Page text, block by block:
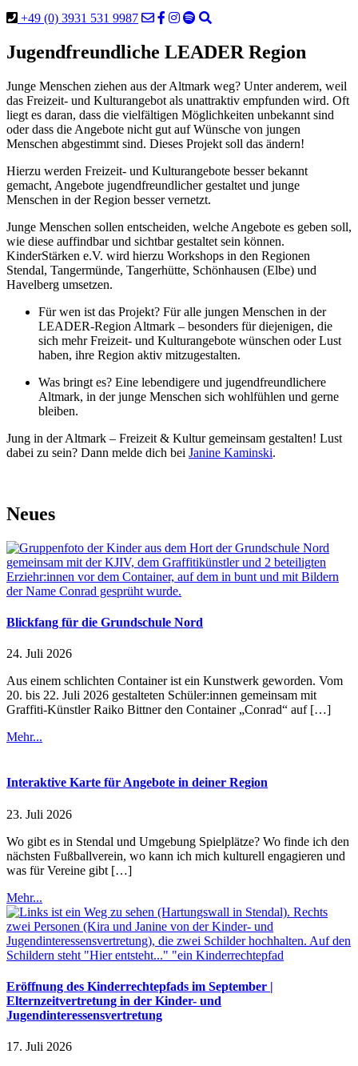
+49 (0) 3931 531 9987
Jugendfreundliche LEADER Region
Junge Menschen ziehen aus der Altmark weg? Unter anderem, weil
das Freizeit- und Kulturangebot als unattraktiv empfunden wird. Oft
liegt es daran, dass die vielfältigen Möglichkeiten unbekannt sind
oder dass die Angebote nicht gut auf Wünsche von jungen
Menschen abgestimmt sind. Dieses Projekt soll das ändern!
Hierzu werden Freizeit- und Kulturangebote besser bekannt
gemacht, Angebote jugendfreundlicher gestaltet und junge
Menschen in der Region besser vernetzt.
Junge Menschen sollen entscheiden, welche Angebote es geben soll,
wie diese auffindbar und sichtbar gestaltet sein können.
KinderStärken e.V. wird hierzu Workshops in den Regionen
Stendal, Tangermünde, Tangerhütte, Schönhausen (Elbe) und
Havelberg umsetzen.
Für wen ist das Projekt? Für alle jungen Menschen in der
LEADER-Region Altmark – besonders für diejenigen, die
sich mehr Freizeit- und Kulturangebote wünschen oder Lust
haben, ihre Region aktiv mitzugestalten.
Was bringt es? Eine lebendigere und jugendfreundlichere
Altmark, in der junge Menschen sich wohlfühlen und gerne
bleiben.
Jung in der Altmark – Freizeit & Kultur gemeinsam gestalten! Lust
dabei zu sein? Dann melde dich bei Janine Kaminski.
Neues
Blickfang für die Grundschule Nord
24. Juli 2026
Aus einem schlichten Container ist ein Kunstwerk geworden. Vom
20. bis 22. Juli 2026 gestalteten Schüler:innen gemeinsam mit
Graffiti-Künstler Raiko Bittner den Container „Conrad“ auf […]
Mehr...
Interaktive Karte für Angebote in deiner Region
23. Juli 2026
Wo gibt es in Stendal und Umgebung Spielplätze? Wo finde ich den
nächsten Fußballverein, wo kann ich mich kulturell engagieren und
was für Vereine gibt […]
Mehr...
Eröffnung des Kinderrechtepfads im September |
Elternzeitvertretung in der Kinder- und
Jugendinteressensvertretung
17. Juli 2026